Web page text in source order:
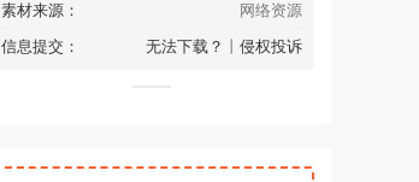
素材来源：
网络资源
信息提交：
无法下载？ 丨 侵权投诉